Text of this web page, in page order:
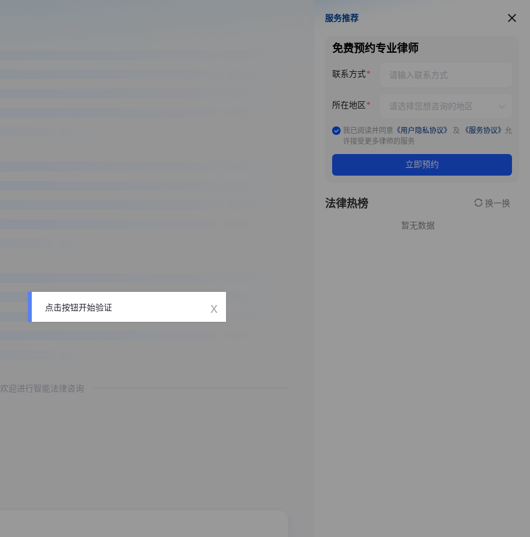
欢迎进行智能法律咨询
服务推荐
服务推荐
免费预约专业律师
联系方式
所在地区
我已阅读并同意 《用户隐私协议》 及 《服务协议》 允
许接受更多律师的服务
立即预约
法律热榜 换一换
暂无数据
点击按钮开始验证 x